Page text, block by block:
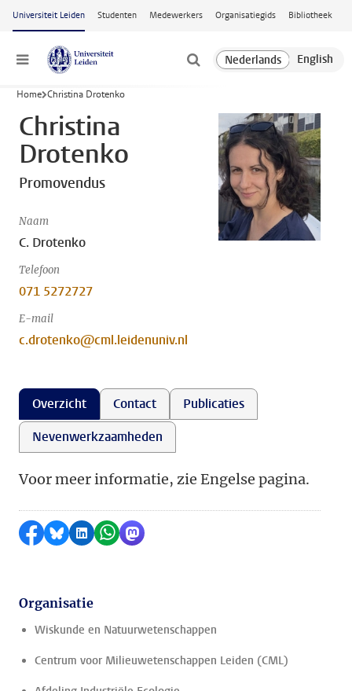
Ga naar hoofdinhoud
Universiteit Leiden Studenten Medewerkers Organisatiegids Bibliotheek
Menu
Home Christina Drotenko
Christina
Drotenko
Promovendus
Naam
C. Drotenko
Telefoon
071 5272727
E-mail
c.drotenko@cml.leidenuniv.nl
Overzicht Contact
Publicaties
Nevenwerkzaamheden
Voor meer informatie, zie Engelse pagina.
Delen op Facebook
Delen via Bluesky
Delen op LinkedIn
Delen via WhatsApp
Delen via Mastodon
Organisatie
Wiskunde en Natuurwetenschappen
Centrum voor Milieuwetenschappen Leiden (CML)